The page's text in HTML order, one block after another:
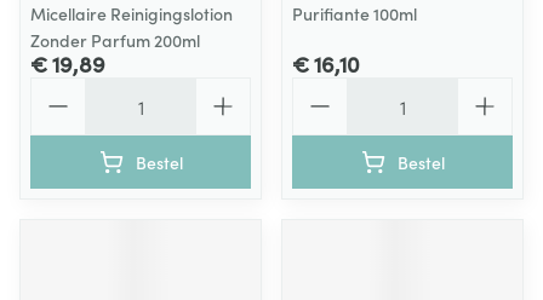
Micellaire Reinigingslotion
Zonder Parfum 200ml
€ 19,89
Bestel
Purifiante 100ml
€ 16,10
Bestel